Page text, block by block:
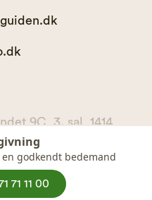
9C, 3. sal, 1414
K
telefon 71 71 11 00
en godkendt bedemand
71 11 00